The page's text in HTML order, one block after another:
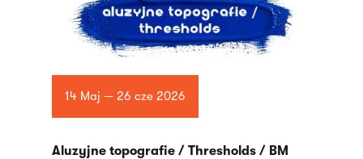
14 Maj — 26 cze 2026
Aluzyjne topografie / Thresholds / BM